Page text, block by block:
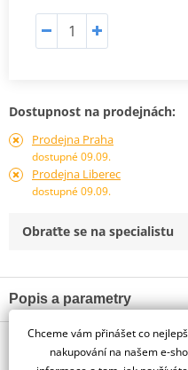
Dostupnost na prodejnách:
Prodejna Praha
dostupné 09.09.
Prodejna Liberec
dostupné 09.09.
Obraťte se na specialistu
Popis a parametry
Jsme autorizovaný
dealer značky PUIG
Chceme vám přinášet co
nakupování na našem e-